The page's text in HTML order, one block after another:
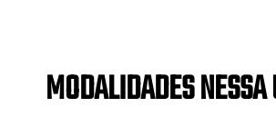
MODALIDADES